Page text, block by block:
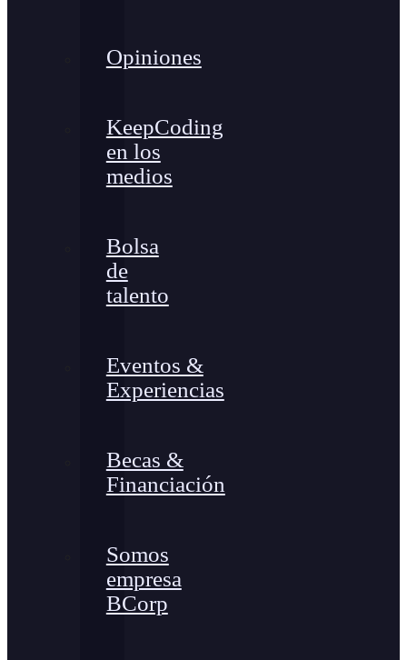
Opiniones
KeepCoding
en los
medios
Bolsa
de
talento
Eventos &
Experiencias
Becas &
Financiación
Somos
empresa
BCorp